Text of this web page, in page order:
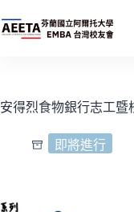
跳
至
容
安得烈食物銀行志工暨
即將進行